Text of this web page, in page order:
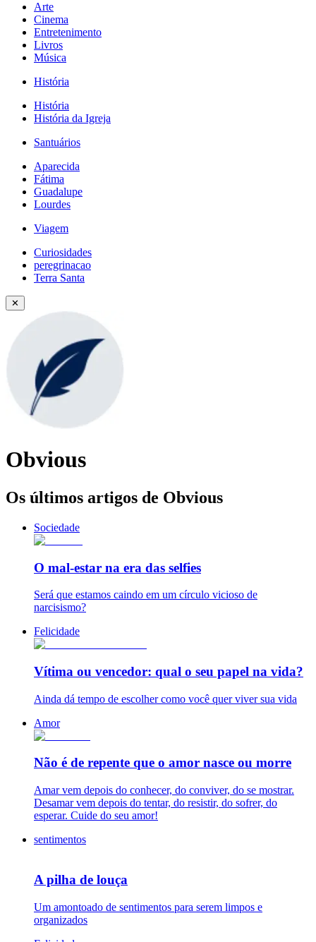
Arte
Cinema
Entretenimento
Livros
Música
História
História
História da Igreja
Santuários
Aparecida
Fátima
Guadalupe
Lourdes
Viagem
Curiosidades
peregrinacao
Terra Santa
✕
Obvious
Os últimos artigos de Obvious
Sociedade
O mal-estar na era das selfies
Será que estamos caindo em um círculo vicioso de
narcisismo?
Felicidade
Vítima ou vencedor: qual o seu papel na vida?
Ainda dá tempo de escolher como você quer viver sua vida
Amor
Não é de repente que o amor nasce ou morre
Amar vem depois do conhecer, do conviver, do se mostrar.
Desamar vem depois do tentar, do resistir, do sofrer, do
esperar. Cuide do seu amor!
sentimentos
A pilha de louça
Um amontoado de sentimentos para serem limpos e
organizados